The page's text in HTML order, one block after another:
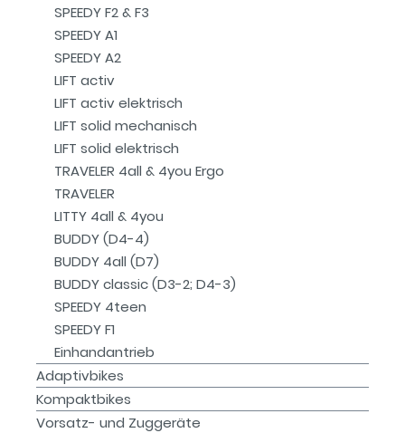
SPEEDY F2 & F3
SPEEDY A1
SPEEDY A2
LIFT activ
LIFT activ elektrisch
LIFT solid mechanisch
LIFT solid elektrisch
TRAVELER 4all & 4you Ergo
TRAVELER
LITTY 4all & 4you
BUDDY (D4-4)
BUDDY 4all (D7)
BUDDY classic (D3-2; D4-3)
SPEEDY 4teen
SPEEDY F1
Einhandantrieb
Adaptivbikes
Kompaktbikes
Vorsatz- und Zuggeräte